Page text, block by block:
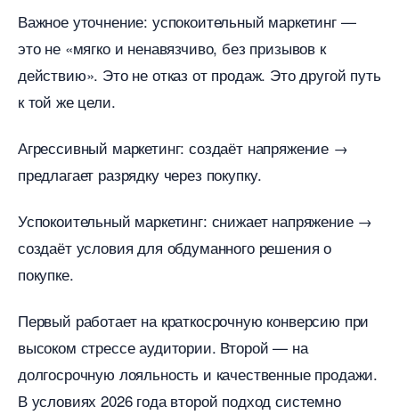
ажное уточнение: успокоительный маркетинг —
это не «мягко и ненавязчиво, без призывов к
действию». Это не отказ от продаж. Это другой путь
к той же цели.
Агрессивный маркетинг: создаёт напряжение →
предлагает разрядку через покупку.
Успокоительный маркетинг: снижает напряжение →
создаёт условия для обдуманного решения о
покупке.
Первый работает на краткосрочную конверсию при
ысоком стрессе аудитории. Второй — на
долгосрочную лояльность и качественные продажи.
условиях 2026 года второй подход системно